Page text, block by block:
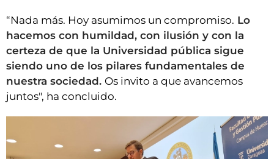
“Nada más. Hoy asumimos un compromiso. Lo
hacemos con humildad, con ilusión y con la
certeza de que la Universidad pública sigue
siendo uno de los pilares fundamentales de
nuestra sociedad. Os invito a que avancemos
juntos", ha concluido.